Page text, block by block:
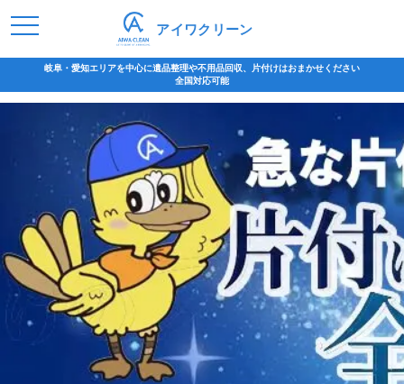
アイワクリーン